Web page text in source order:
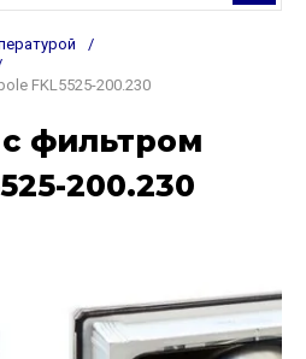
/
FKL5525-200.230
фильтром
200.230